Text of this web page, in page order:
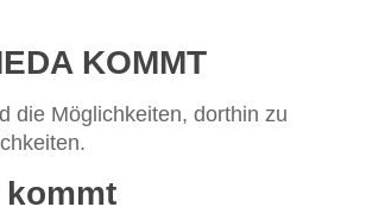
KOMMT
die Möglichkeiten, dorthin zu
kommt